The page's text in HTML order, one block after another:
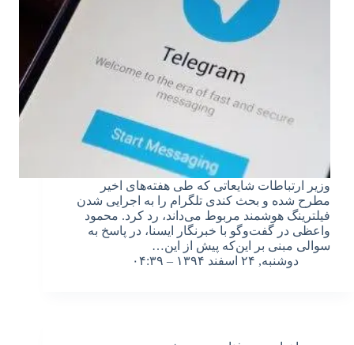
وزیر ارتباطات شایعاتی که طی هفته‌های اخیر
مطرح شده و بحث کندی تلگرام را به اجرایی شدن
فیلترینگ هوشمند مربوط می‌داند، رد کرد. محمود
واعظی در گفت‌وگو با خبرنگار ایسنا، در پاسخ به
سوالی مبنی بر این‌که پیش از این…
دوشنبه, ۲۴ اسفند ۱۳۹۴ – ۰۴:۳۹